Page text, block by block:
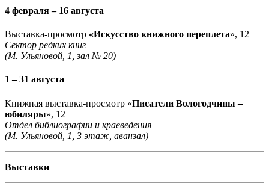
4 февраля – 16 августа
Выставка-просмотр «Искусство книжного переплета», 12+
Сектор редких книг
(М. Ульяновой, 1, зал № 20)
1 – 31 августа
Книжная выставка-просмотр «Писатели Вологодчины –
юбиляры», 12+
Отдел библиографии и краеведения
(М. Ульяновой, 1, 3 этаж, аванзал)
Выставки